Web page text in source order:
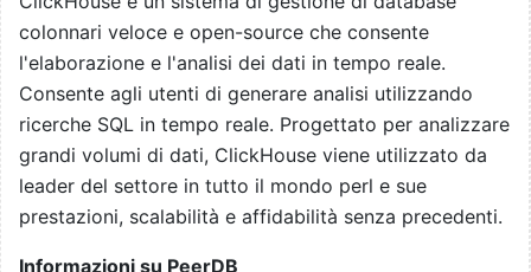
colonnari veloce e open-source che consente
l'elaborazione e l'analisi dei dati in tempo reale.
Consente agli utenti di generare analisi utilizzando
ricerche SQL in tempo reale. Progettato per analizzare
grandi volumi di dati, ClickHouse viene utilizzato da
leader del settore in tutto il mondo perl e sue
prestazioni, scalabilità e affidabilità senza precedenti.
Informazioni su PeerDB